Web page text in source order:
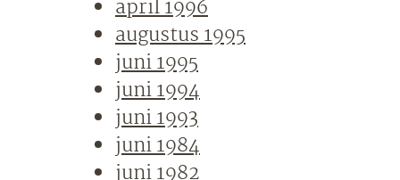
april 1996
augustus 1995
juni 1995
juni 1994
juni 1993
juni 1984
juni 1982